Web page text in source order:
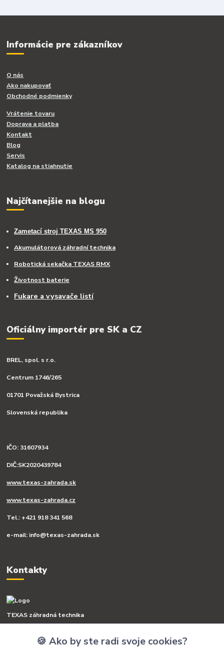
Informácie pre zákazníkov
O nás
Ako nakupovať
Obchodné podmienky
Vrátenie tovaru
Doprava a platba
Kontakt
Blog
Servis
Katalog na stiahnutie
Najčítanejšie na blogu
Zametací stroj TEXAS MS 950
Akumulátorová záhradní technika
Robotická sekačka TEXAS RMX
Životnost baterie
Fukare a vysavače listí
Oficiálny importér pre SK a CZ
BREL, spol. s r.o.
Centrum 1746/265
01701 Považská Bystrica
Slovenská republika
IČO: 31607934
DIČ:SK2020439784
www.texas-zahrada.sk
www.texas-zahrada.cz
Tel.: +421 918 341 568
e-mail: info@texas-zahrada.sk
Kontakty
TEXAS záhradná technika
+421 918 341 568🍪 Ako by ste radi svoje cookies?